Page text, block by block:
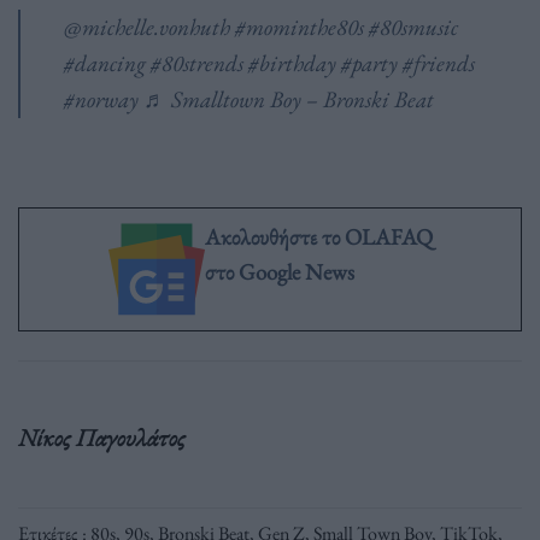
@michelle.vonhuth#mominthe80s#80smusic
#dancing#80strends#birthday#party#friends
#norway ♬ Smalltown Boy – Bronski Beat
Ακολουθήστε το OLAFAQ
στο Google News
Νίκος Παγουλάτος
Ετικέτες : 80s, 90s, Bronski Beat, Gen Z, Small Town Boy, TikTok,